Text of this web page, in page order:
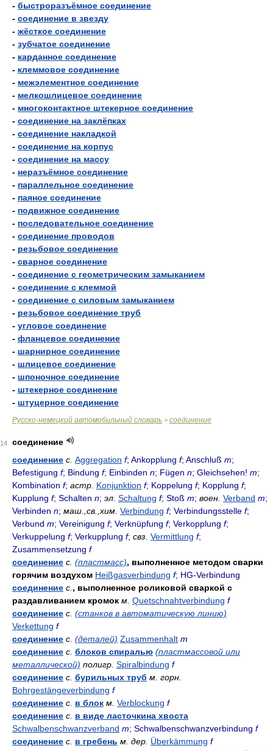
- быстроразъёмное соединение
- соединение в звезду
- жёсткое соединение
- зубчатое соединение
- карданное соединение
- клеммовое соединение
- межэлементное соединение
- мелкошлицевое соединение
- многоконтактное штекерное соединение
- соединение на заклёпках
- соединение накладкой
- соединение на корпус
- соединение на массу
- неразъёмное соединение
- параллельное соединение
- паяное соединение
- подвижное соединение
- последовательное соединение
- соединение проводов
- резьбовое соединение
- сварное соединение
- соединение с геометрическим замыканием
- соединение с клеммой
- соединение с силовым замыканием
- резьбовое соединение труб
- угловое соединение
- фланцевое соединение
- шарнирное соединение
- шлицевое соединение
- шпоночное соединение
- штекерное соединение
- штуцерное соединение
Русско-немецкий автомобильный словарь > соединение
14
соединение
соединение с. Aggregation f; Ankopplung f; Anschluß m;
Befestigung f; Bindung f; Einbinden n; Fügen n; Gleichsehen! m;
Kombination f; астр. Konjunktion f; Koppelung f; Kopplung f;
Kupplung f; Schalten n; эл. Schaltung f; Stoß m; воен. Verband m;
Verbinden n; маш.,св.,хим. Verbindung f; Verbindungsstelle f;
Verbund m; Vereinigung f; Verknüpfung f; Verkopplung f;
Verkuppelung f; Verkupplung f; свз. Vermittlung f;
Zusammensetzung f
соединение с. (пластмасс), выполненное методом сварки
горячим воздухом Heißgasverbindung f; HG-Verbindung
соединение с. , выполненное роликовой сваркой с
раздавливанием кромок м. Quetschnahtverbindung f
соединение с. (станков в автоматическую линию)
Verkettung f
соединение с. (деталей) Zusammenhalt m
соединение с. блоков спиралью (пластмассовой или
металлической) полигр. Spiralbindung f
соединение с. бурильных труб м. горн.
Bohrgestängeverbindung f
соединение с. в блок м. Verblockung f
соединение с. в виде ласточкина хвоста
Schwalbenschwanzverband m; Schwalbenschwanzverbindung f
соединение с. в гребень м. дер. Überkämmung f